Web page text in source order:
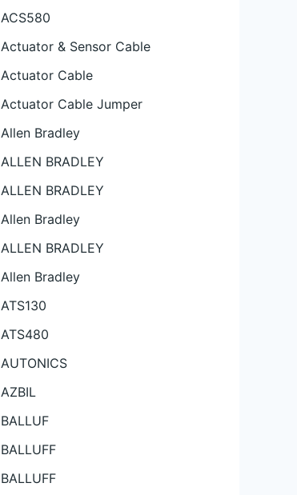
ACS580
Actuator & Sensor Cable
Actuator Cable
Actuator Cable Jumper
Allen Bradley
ALLEN BRADLEY
ALLEN BRADLEY
Allen Bradley
ALLEN BRADLEY
Allen Bradley
ATS130
ATS480
AUTONICS
AZBIL
BALLUF
BALLUFF
BALLUFF